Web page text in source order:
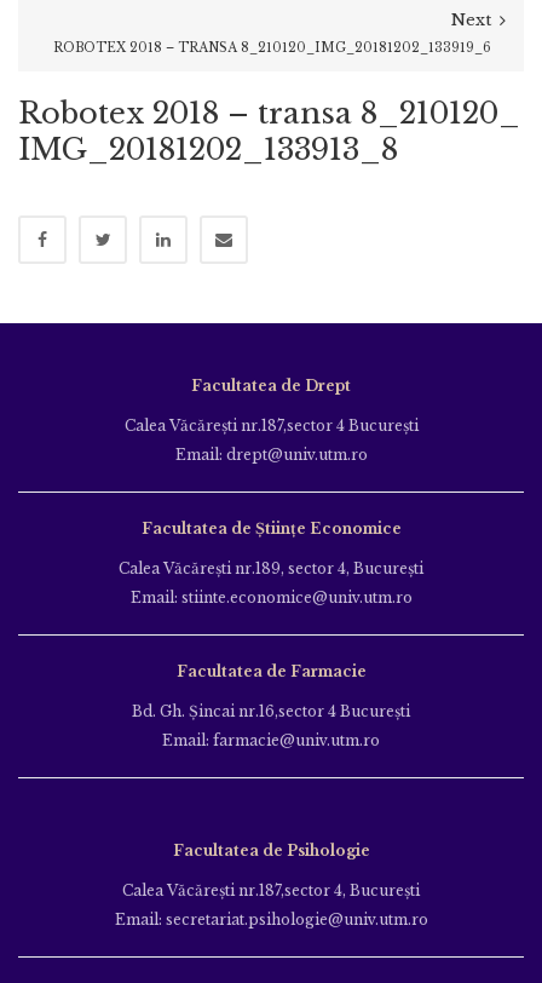
Next
ROBOTEX 2018 – TRANSA 8_210120_IMG_20181202_133919_6
Robotex 2018 – transa 8_210120_
IMG_20181202_133913_8
Facultatea de Drept
Calea Văcăreşti nr.187,sector 4 Bucureşti
Email: drept@univ.utm.ro
Facultatea de Științe Economice
Calea Văcăreşti nr.189, sector 4, Bucureşti
Email: stiinte.economice@univ.utm.ro
Facultatea de Farmacie
Bd. Gh. Şincai nr.16,sector 4 Bucureşti
Email: farmacie@univ.utm.ro
Facultatea de Psihologie
Calea Văcăreşti nr.187,sector 4, Bucureşti
Email: secretariat.psihologie@univ.utm.ro